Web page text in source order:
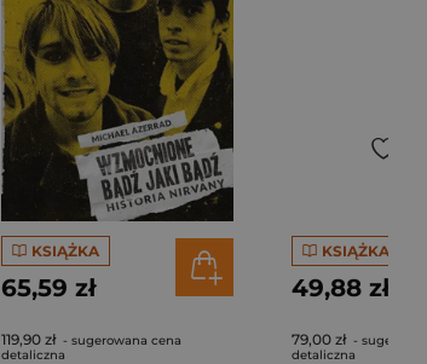
KSIĄŻKA
65,59 zł
119,90 zł - sugerowana cena
detaliczna
KSIĄŻKA
49,88 zł
79,00 zł -
detaliczna